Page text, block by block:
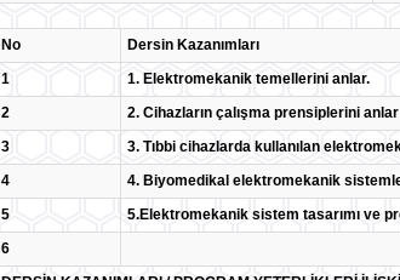
No
Dersin Kazanımları
1
1. Elektromekanik temellerini anlar.
2
2. Cihazların çalışma prensiplerini
3
3. Tıbbi cihazlarda kullanılan
4
4. Biyomedikal elektromekanik
5
5.Elektromekanik sistem tasarımı ve
6